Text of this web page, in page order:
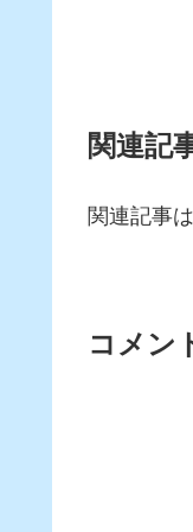
関連記
関連記事
コメン